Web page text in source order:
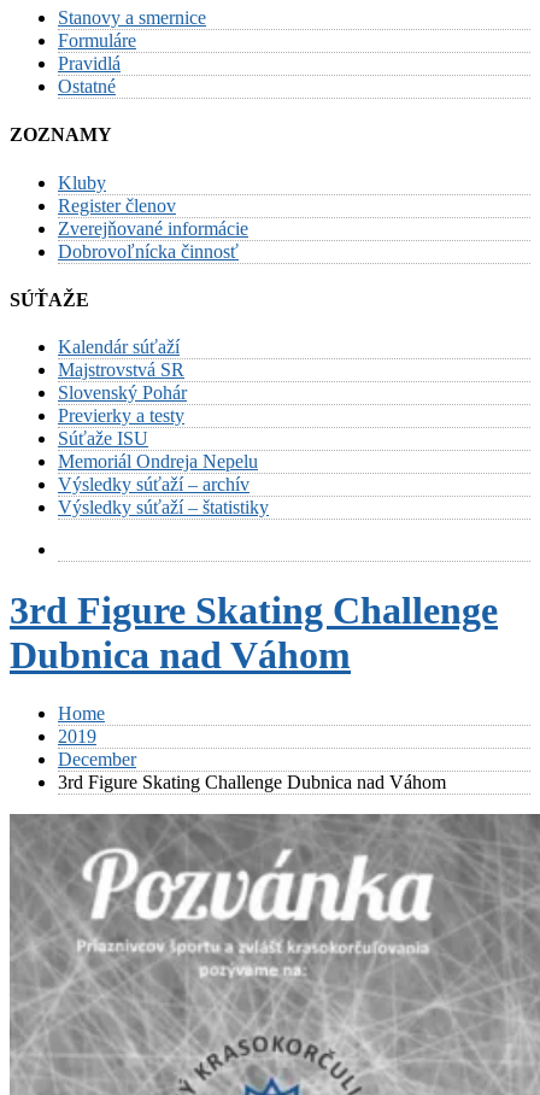
Stanovy a smernice
Formuláre
Pravidlá
Ostatné
ZOZNAMY
Kluby
Register členov
Zverejňované informácie
Dobrovoľnícka činnosť
SÚŤAŽE
Kalendár súťaží
Majstrovstvá SR
Slovenský Pohár
Previerky a testy
Súťaže ISU
Memoriál Ondreja Nepelu
Výsledky súťaží – archív
Výsledky súťaží – štatistiky
3rd Figure Skating Challenge
Dubnica nad Váhom
Home
2019
December
3rd Figure Skating Challenge Dubnica nad Váhom